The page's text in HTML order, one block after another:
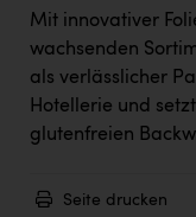
Mit innovativer
wachsenden
als verlässlicher
Hotellerie und
glutenfreien
Seite drucken